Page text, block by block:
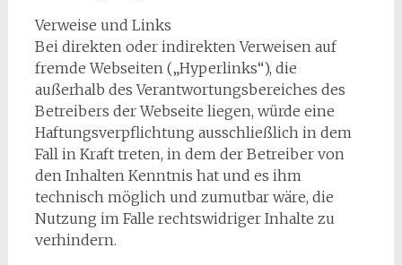
Verweise und Links
Bei direkten oder indirekten Verweisen auf
fremde Webseiten („Hyperlinks“), die
außerhalb des Verantwortungsbereiches des
Betreibers der Webseite liegen, würde eine
Haftungsverpflichtung ausschließlich in dem
Fall in Kraft treten, in dem der Betreiber von
den Inhalten Kenntnis hat und es ihm
technisch möglich und zumutbar wäre, die
Nutzung im Falle rechtswidriger Inhalte zu
verhindern.